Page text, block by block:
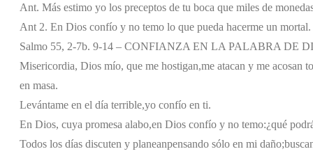
Ant. Más estimo yo los preceptos de tu boca que miles de
Ant 2. En Dios confío y no temo lo que pueda hacerme un mortal.
Salmo 55, 2-7b. 9-14 – CONFIANZA EN LA PALABRA DE
Misericordia, Dios mío, que me hostigan,me atacan y me acosan
en masa.
Levántame en el día terrible,yo confío en ti.
En Dios, cuya promesa alabo,en Dios confío y no temo:¿qué
Todos los días discuten y planeanpensando sólo en mi daño;